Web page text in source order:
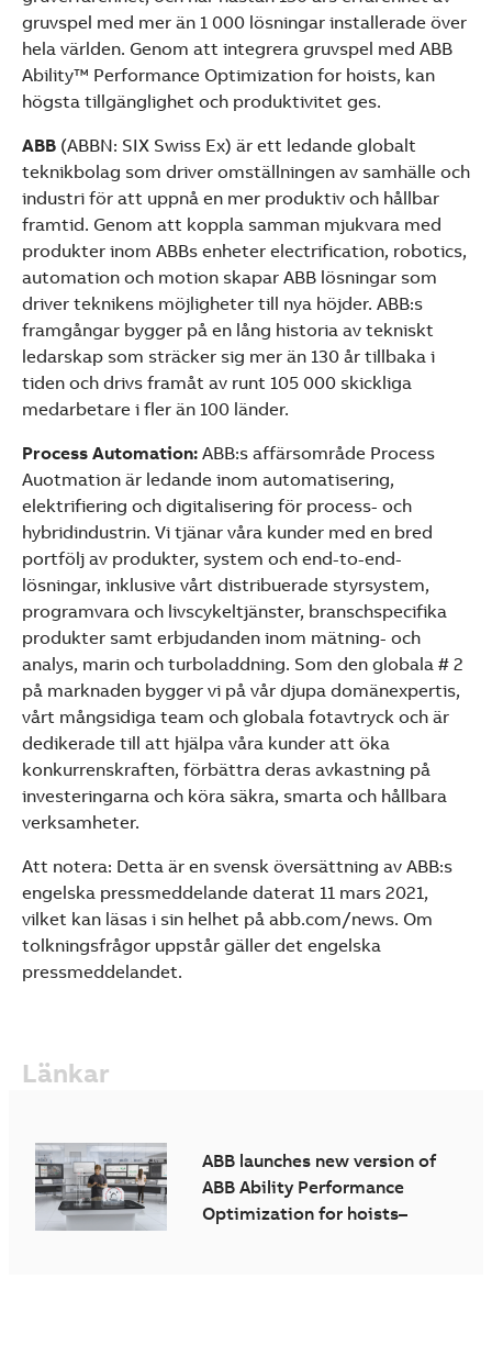
gruvspel med mer än 1 000 lösningar installerade över
hela världen. Genom att integrera gruvspel med ABB
Ability™ Performance Optimization for hoists, kan
högsta tillgänglighet och produktivitet ges.
ABB (ABBN: SIX Swiss Ex) är ett ledande globalt
teknikbolag som driver omställningen av samhälle och
industri för att uppnå en mer produktiv och hållbar
framtid. Genom att koppla samman mjukvara med
produkter inom ABBs enheter electrification, robotics,
automation och motion skapar ABB lösningar som
driver teknikens möjligheter till nya höjder. ABB:s
framgångar bygger på en lång historia av tekniskt
ledarskap som sträcker sig mer än 130 år tillbaka i
tiden och drivs framåt av runt 105 000 skickliga
medarbetare i fler än 100 länder.
Process Automation: ABB:s affärsområde Process
Auotmation är ledande inom automatisering,
elektrifiering och digitalisering för process- och
hybridindustrin. Vi tjänar våra kunder med en bred
portfölj av produkter, system och end-to-end-
lösningar, inklusive vårt distribuerade styrsystem,
programvara och livscykeltjänster, branschspecifika
produkter samt erbjudanden inom mätning- och
analys, marin och turboladdning. Som den globala # 2
på marknaden bygger vi på vår djupa domänexpertis,
vårt mångsidiga team och globala fotavtryck och är
dedikerade till att hjälpa våra kunder att öka
konkurrenskraften, förbättra deras avkastning på
investeringarna och köra säkra, smarta och hållbara
verksamheter.
Att notera: Detta är en svensk översättning av ABB:s
engelska pressmeddelande daterat 11 mars 2021,
vilket kan läsas i sin helhet på abb.com/news. Om
tolkningsfrågor uppstår gäller det engelska
pressmeddelandet.
Länkar
ABB launches new version of
ABB Ability Performance
Optimization for hoists–